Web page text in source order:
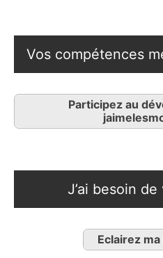
Vos compétences
Participez au
J’ai besoin
Eclairez